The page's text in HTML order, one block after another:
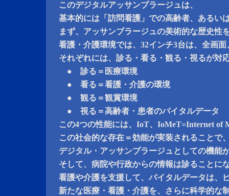
このデジタルアッサンブラージュは、
基本的には「訪問看護」での高齢者、あるい
まず、アッサンブラージュの美術的な歴史性
看護・介護環境では、32インチ3台は、全画面
それぞれには、診る・看る・観る・視るが対
● 診る＝医療環境
● 看る＝看護・介護の環境
● 観る＝観賞環境
● 視る＝高齢者・患者のバイタルデータ
この4つの性能には、IoT、IoMeT=Internet of
この社会的な存在＝効能が実装されることで
デジタル・アッサンブラージュとしての機能
そして、病院や行政からの情報は診ることに
看護や介護を支援して、バイタルデータは、
新たな医療・看護・介護を、さらに科学的な